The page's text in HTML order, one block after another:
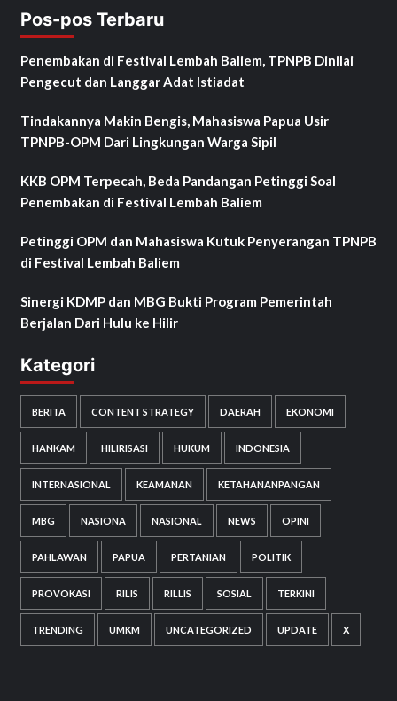
Pos-pos Terbaru
Penembakan di Festival Lembah Baliem, TPNPB Dinilai
Pengecut dan Langgar Adat Istiadat
Tindakannya Makin Bengis, Mahasiswa Papua Usir
TPNPB-OPM Dari Lingkungan Warga Sipil
KKB OPM Terpecah, Beda Pandangan Petinggi Soal
Penembakan di Festival Lembah Baliem
Petinggi OPM dan Mahasiswa Kutuk Penyerangan TPNPB
di Festival Lembah Baliem
Sinergi KDMP dan MBG Bukti Program Pemerintah
Berjalan Dari Hulu ke Hilir
Kategori
BERITA CONTENT STRATEGY DAERAH EKONOMI
HANKAM HILIRISASI HUKUM INDONESIA
INTERNASIONAL KEAMANAN KETAHANANPANGAN
MBG NASIONA NASIONAL NEWS OPINI
PAHLAWAN PAPUA PERTANIAN POLITIK
PROVOKASI RILIS RILLIS SOSIAL TERKINI
TRENDING UMKM UNCATEGORIZED UPDATE X